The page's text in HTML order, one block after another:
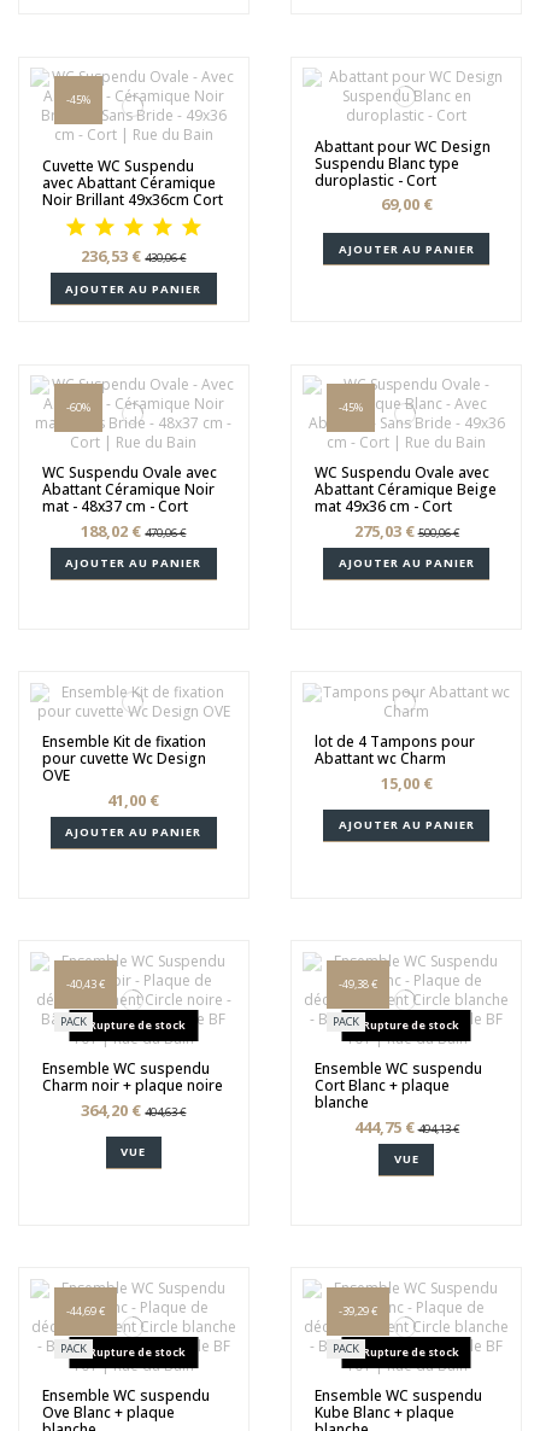
-45%
Cuvette WC Suspendu
avec Abattant Céramique
Noir Brillant 49x36cm Cort
236,53 €430,06 €
AJOUTER AU PANIER
Abattant pour WC Design
Suspendu Blanc type
duroplastic - Cort
69,00 €
AJOUTER AU PANIER
-60%
WC Suspendu Ovale avec
Abattant Céramique Noir
mat - 48x37 cm - Cort
188,02 €470,06 €
AJOUTER AU PANIER
-45%
WC Suspendu Ovale avec
Abattant Céramique Beige
mat 49x36 cm - Cort
275,03 €500,06 €
AJOUTER AU PANIER
Ensemble Kit de fixation
pour cuvette Wc Design
OVE
41,00 €
AJOUTER AU PANIER
lot de 4 Tampons pour
Abattant wc Charm
15,00 €
AJOUTER AU PANIER
-40,43 €
PACK Rupture de stock
Ensemble WC suspendu
Charm noir + plaque noire
364,20 €404,63 €
VUE
-49,38 €
PACK Rupture de stock
Ensemble WC suspendu
Cort Blanc + plaque
blanche
444,75 €494,13 €
VUE
-44,69 €
PACK Rupture de stock
Ensemble WC suspendu
Ove Blanc + plaque
-39,29 €
PACK Rupture de stock
Ensemble WC suspendu
Kube Blanc + plaque